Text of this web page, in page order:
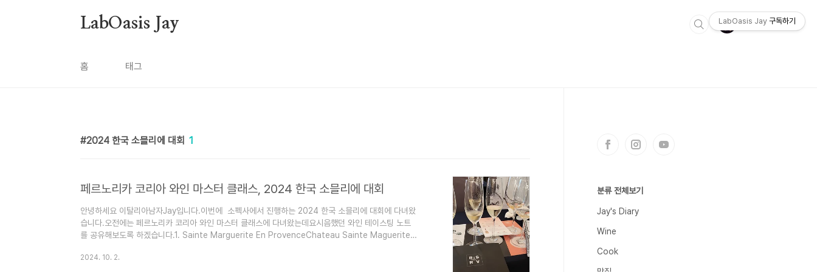
LabOasis Jay
홈 태그
2024 한국 소믈리에 대회 1
페르노리카 코리아 와인 마스터 클래스, 2024 한국 소믈리에 대회
안녕하세요 이탈리아남자Jay입니다.이번에 소펙사에서 진행하는 2024 한국 소믈리에 대회에 다녀왔
습니다.오전에는 페르노리카 코리아 와인 마스터 클래스에 다녀왔는데요시음했던 와인 테이스팅 노트
를 공유해보도록 하겠습니다.1. Sainte Marguerite En ProvenceChateau Sainte Maguerite
보다 더 잘나타나있다.좀더 플로럴하고 시트러스한 뉘앙스, 전채요리에 잘어울린다고 생각했
2024. 10. 2.
분류 전체보기
Jay's Diary
Wine
Cook
LabOasis Jay 구독하기